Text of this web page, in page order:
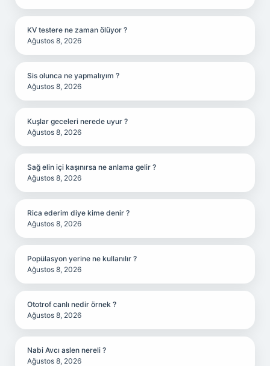
KV testere ne zaman ölüyor ?
Ağustos 8, 2026
Sis olunca ne yapmalıyım ?
Ağustos 8, 2026
Kuşlar geceleri nerede uyur ?
Ağustos 8, 2026
Sağ elin içi kaşınırsa ne anlama gelir ?
Ağustos 8, 2026
Rica ederim diye kime denir ?
Ağustos 8, 2026
Popülasyon yerine ne kullanılır ?
Ağustos 8, 2026
Ototrof canlı nedir örnek ?
Ağustos 8, 2026
Nabi Avcı aslen nereli ?
Ağustos 8, 2026